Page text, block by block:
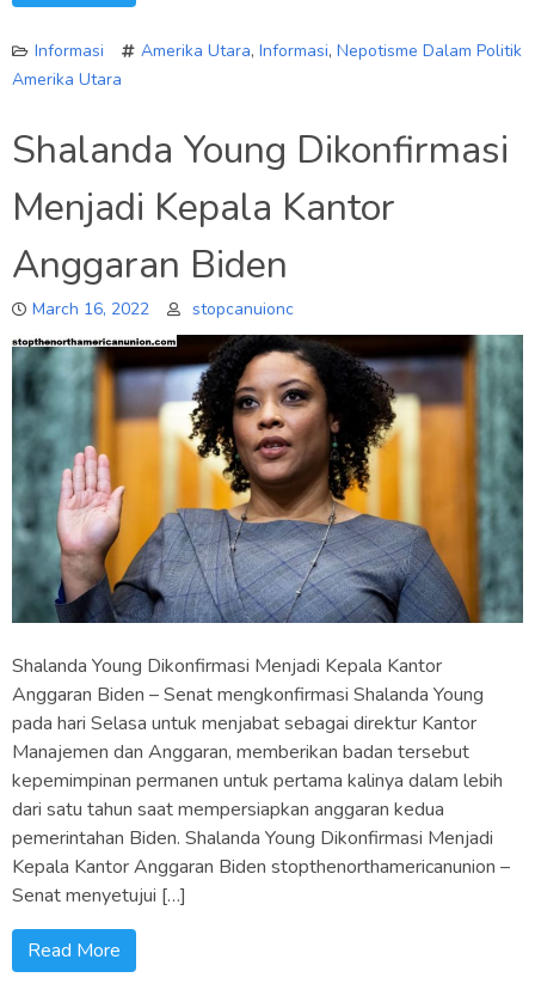
Informasi Amerika Utara, Informasi, Nepotisme Dalam Politik
Amerika Utara
Shalanda Young Dikonfirmasi
Menjadi Kepala Kantor
Anggaran Biden
March 16, 2022 stopcanuionc
Shalanda Young Dikonfirmasi Menjadi Kepala Kantor
Anggaran Biden – Senat mengkonfirmasi Shalanda Young
pada hari Selasa untuk menjabat sebagai direktur Kantor
Manajemen dan Anggaran, memberikan badan tersebut
kepemimpinan permanen untuk pertama kalinya dalam lebih
dari satu tahun saat mempersiapkan anggaran kedua
pemerintahan Biden. Shalanda Young Dikonfirmasi Menjadi
Kepala Kantor Anggaran Biden stopthenorthamericanunion –
Senat menyetujui […]
Read More